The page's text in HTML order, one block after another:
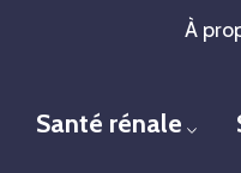
principal
À
Santé rénale